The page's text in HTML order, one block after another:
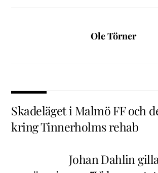
Ole Törner
Skadeläget i Malmö FF och
kring Tinnerholms rehab
Johan Dahlin